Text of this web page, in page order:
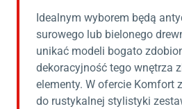
Idealnym wyborem będą
surowego lub bielonego
unikać modeli bogato
dekoracyjność tego wnętrza
elementy. W ofercie Komfort
do rustykalnej stylistyki